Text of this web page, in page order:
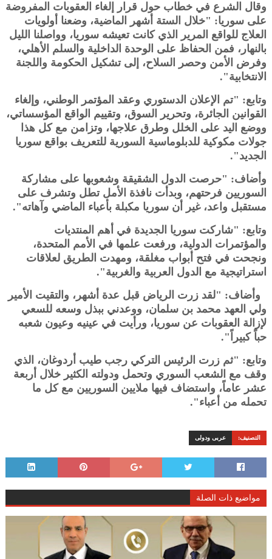
وقال الشرع في خطاب حول قرار إلغاء العقوبات المفروضة
على سوريا: "خلال الستة أشهر الماضية، وضعنا أولويات
العلاج للواقع المرير الذي كانت تعيشه سوريا، وواصلنا الليل
بالنهار، فمن الحفاظ على الوحدة الداخلية والسلم الأهلي،
وفرض الأمن وحصر السلاح، إلى تشكيل الحكومة واللجنة
الانتخابية".
وتابع: "تم الإعلان الدستوري وعقد المؤتمر الوطني، وإلغاء
القوانين الجائرة، وتحرير السوق، وتقييم الواقع المؤسساتي،
ووضع اليد على الخلل وطرق علاجها، وتزامن مع كل هذا
جولات مكوكية للدبلوماسية السورية للتعريف بواقع سوريا
الجديد".
وأضاف: "حرصت الدول الشقيقة وشعوبها على مشاركة
السوريين فرحتهم، وبدأت نافذة الأمل تطل وتشرف على
مستقبل واعد، غير أن سوريا مكبلة بأعباء الماضي وآهاته".
وتابع: "شاركت سوريا الجديدة في أهم المنتديات
والمؤتمرات الدولية، ورفعت علمها في الأمم المتحدة،
ونجحت في فتح أبواب مغلقة، ومهدت الطريق لعلاقات
استراتيجية مع الدول العربية والغربية".
وأضاف: "لقد زرت الرياض قبل عدة أشهر، والتقيت الأمير
ولي العهد محمد بن سلمان، ووعدني ببذل وسعه للسعي
لإزالة العقوبات عن سوريا، ورأيت في عينيه وعيون شعبه
حباً كبيراً".
وتابع: "ثم زرت الرئيس التركي رجب طيب أردوغان، الذي
وقف مع الشعب السوري وتحمل ودولته الكثير خلال أربعة
عشر عاماً، واستضاف فيها ملايين السوريين مع كل ما
تحمله من أعباء".
التصنيف: عربى ودولى
مواضيع ذات الصلة